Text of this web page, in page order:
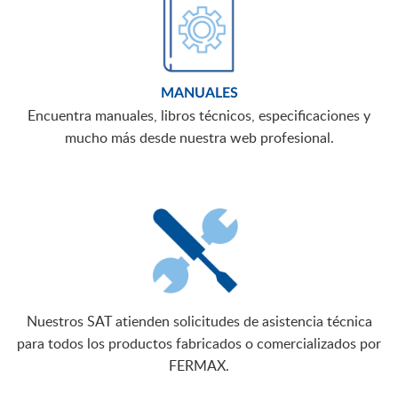
MANUALES
Encuentra manuales, libros técnicos, especificaciones y
mucho más desde nuestra web profesional.
Nuestros SAT atienden solicitudes de asistencia técnica
para todos los productos fabricados o comercializados por
FERMAX.